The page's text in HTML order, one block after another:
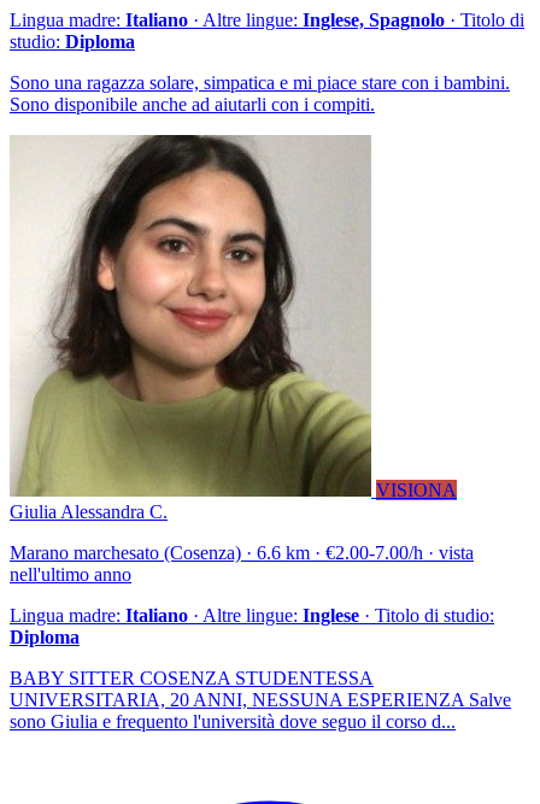
Lingua madre: Italiano · Altre lingue: Inglese, Spagnolo · Titolo di
studio: Diploma
Sono una ragazza solare, simpatica e mi piace stare con i bambini.
Sono disponibile anche ad aiutarli con i compiti.
VISIONA
Giulia Alessandra C.
Marano marchesato (Cosenza) · 6.6 km · €2.00-7.00/h · vista
nell'ultimo anno
Lingua madre: Italiano · Altre lingue: Inglese · Titolo di studio:
Diploma
BABY SITTER COSENZA STUDENTESSA
UNIVERSITARIA, 20 ANNI, NESSUNA ESPERIENZA Salve
sono Giulia e frequento l'università dove seguo il corso d...